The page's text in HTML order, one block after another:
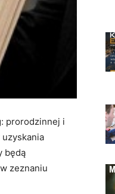
prorodzinnej i
będą
zeznaniu